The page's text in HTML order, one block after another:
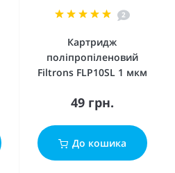
2
Картридж
поліпропіленовий
Filtrons FLP10SL 1 мкм
49 грн.
До кошика